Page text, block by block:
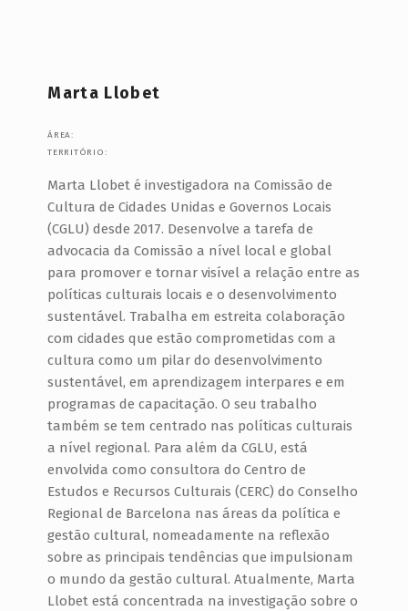
Marta Llobet
ÁREA:
TERRITÓRIO:
Marta Llobet é investigadora na Comissão de
Cultura de Cidades Unidas e Governos Locais
(CGLU) desde 2017. Desenvolve a tarefa de
advocacia da Comissão a nível local e global
para promover e tornar visível a relação entre as
políticas culturais locais e o desenvolvimento
sustentável. Trabalha em estreita colaboração
com cidades que estão comprometidas com a
cultura como um pilar do desenvolvimento
sustentável, em aprendizagem interpares e em
programas de capacitação. O seu trabalho
também se tem centrado nas políticas culturais
a nível regional. Para além da CGLU, está
envolvida como consultora do Centro de
Estudos e Recursos Culturais (CERC) do Conselho
Regional de Barcelona nas áreas da política e
gestão cultural, nomeadamente na reflexão
sobre as principais tendências que impulsionam
o mundo da gestão cultural. Atualmente, Marta
Llobet está concentrada na investigação sobre o